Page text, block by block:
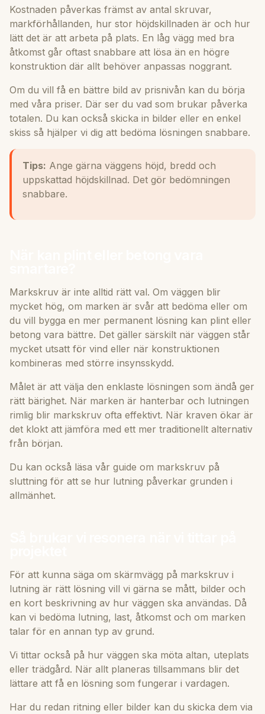
Kostnaden påverkas främst av antal skruvar,
markförhållanden, hur stor höjdskillnaden är och hur
lätt det är att arbeta på plats. En låg vägg med bra
åtkomst går oftast snabbare att lösa än en högre
konstruktion där allt behöver anpassas noggrant.
Om du vill få en bättre bild av prisnivån kan du börja
med våra priser. Där ser du vad som brukar påverka
totalen. Du kan också skicka in bilder eller en enkel
skiss så hjälper vi dig att bedöma lösningen snabbare.
Tips: Ange gärna väggens höjd, bredd och
uppskattad höjdskillnad. Det gör bedömningen
snabbare.
Markskruv är inte alltid rätt val. Om väggen blir
mycket hög, om marken är svår att bedöma eller om
du vill bygga en mer permanent lösning kan plint eller
betong vara bättre. Det gäller särskilt när väggen står
mycket utsatt för vind eller när konstruktionen
kombineras med större insynsskydd.
Målet är att välja den enklaste lösningen som ändå ger
rätt bärighet. När marken är hanterbar och lutningen
rimlig blir markskruv ofta effektivt. När kraven ökar är
det klokt att jämföra med ett mer traditionellt alternativ
från början.
Du kan också läsa vår guide om markskruv på
sluttning för att se hur lutning påverkar grunden i
allmänhet.
För att kunna säga om skärmvägg på markskruv i
lutning är rätt lösning vill vi gärna se mått, bilder och
en kort beskrivning av hur väggen ska användas. Då
kan vi bedöma lutning, last, åtkomst och om marken
talar för en annan typ av grund.
Vi tittar också på hur väggen ska möta altan, uteplats
eller trädgård. När allt planeras tillsammans blir det
lättare att få en lösning som fungerar i vardagen.
Har du redan ritning eller bilder kan du skicka dem via